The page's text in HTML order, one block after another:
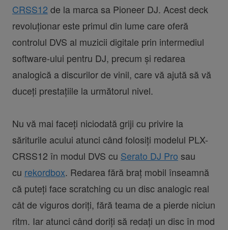
CRSS12 de la marca sa Pioneer DJ. Acest deck
revoluționar este primul din lume care oferă
controlul DVS al muzicii digitale prin intermediul
software-ului pentru DJ, precum și redarea
analogică a discurilor de vinil, care vă ajută să vă
duceți prestațiile la următorul nivel.
Nu vă mai faceți niciodată griji cu privire la
săriturile acului atunci când folosiți modelul PLX-
CRSS12 în modul DVS cu Serato DJ Pro sau
cu rekordbox. Redarea fără braț mobil înseamnă
că puteți face scratching cu un disc analogic real
cât de viguros doriți, fără teama de a pierde niciun
ritm. Iar atunci când doriți să redați un disc în mod